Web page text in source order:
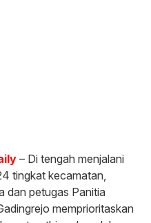
– Di tengah menjalani
tingkat kecamatan,
dan petugas Panitia
memprioritaskan